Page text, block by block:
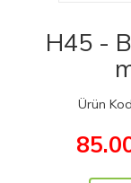
H45 -
Ürün